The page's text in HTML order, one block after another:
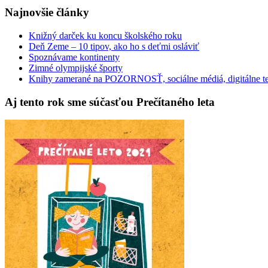
Najnovšie články
Knižný darček ku koncu školského roku
Deň Zeme – 10 tipov, ako ho s deťmi osláviť
Spoznávame kontinenty
Zimné olympijské športy
Knihy zamerané na POZORNOSŤ, sociálne médiá, digitálne
Aj tento rok sme súčasťou Prečítaného leta